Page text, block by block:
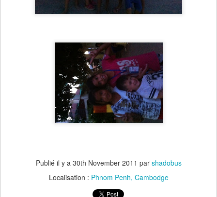
Publié il y a 30th November 2011 par shadobus
Localisation : Phnom Penh, Cambodge